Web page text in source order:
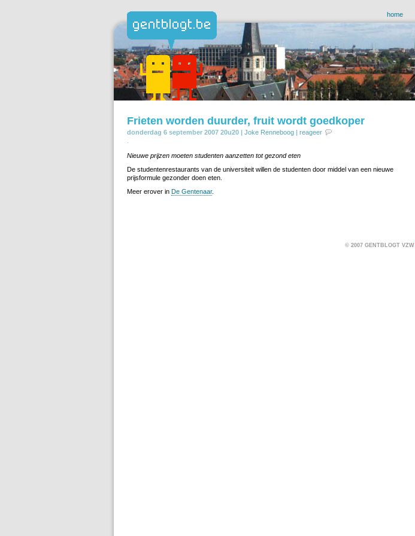
home
Frieten worden duurder, fruit wordt goedkoper
donderdag 6 september 2007 20u20 | Joke Renneboog | reageer
Nieuwe prijzen moeten studenten aanzetten tot gezond eten
De studentenrestaurants van de universiteit willen de studenten door middel van een nieuwe
prijsformule gezonder doen eten.
Meer erover in De Gentenaar.
© 2007 GENTBLOGT VZW